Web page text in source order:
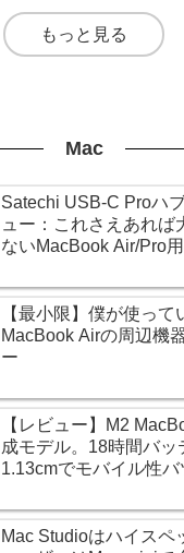
もっと見る
Mac
Satechi USB-C Proハ
ュー：これさえあれば
ないMacBook Air/Pro用
【最小限】僕が使っ
MacBook Airの周辺機
ー
【レビュー】M2
成モデル。18時間バッ
1.13cmでモバイル性バ
Mac Studioはハイスペ